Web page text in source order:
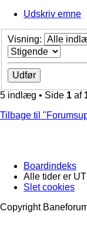
Udskriv emne
Visning:
5 indlæg • Side 1 af
Tilbage til
Boardindeks
Alle tider er
Slet cookies
Copyright